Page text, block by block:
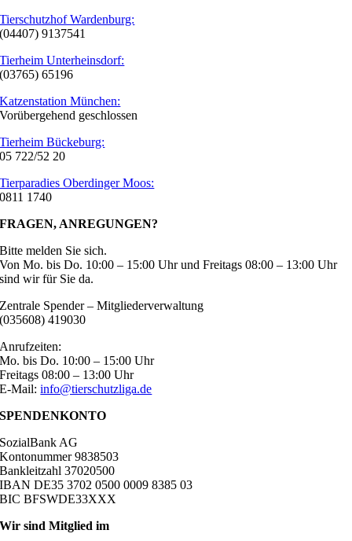
Tierschutzhof Wardenburg:
(04407) 9137541
Tierheim Unterheinsdorf:
(03765) 65196
Katzenstation München:
Vorübergehend geschlossen
Tierheim Bückeburg:
05 722/52 20
Tierparadies Oberdinger Moos:
0811 1740
FRAGEN, ANREGUNGEN?
Bitte melden Sie sich.
Von Mo. bis Do. 10:00 – 15:00 Uhr und Freitags 08:00 – 13:00 Uhr
sind wir für Sie da.
Zentrale Spender – Mitgliederverwaltung
(035608) 419030
Anrufzeiten:
Mo. bis Do. 10:00 – 15:00 Uhr
Freitags 08:00 – 13:00 Uhr
E-Mail:info@tierschutzliga.de
SPENDENKONTO
SozialBank AG
Kontonummer 9838503
Bankleitzahl 37020500
IBAN DE35 3702 0500 0009 8385 03
BIC BFSWDE33XXX
Wir sind Mitglied im